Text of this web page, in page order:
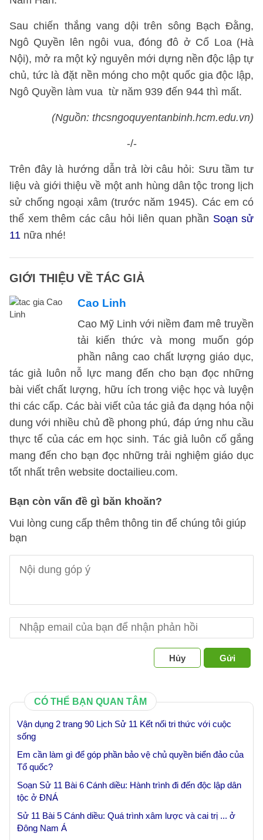
Sau chiến thắng vang dội trên sông Bạch Đằng,
Ngô Quyền lên ngôi vua, đóng đô ở Cổ Loa (Hà
Nội), mở ra một kỷ nguyên mới dựng nền độc lập tự
chủ, tức là đặt nền móng cho một quốc gia độc lập,
Ngô Quyền làm vua từ năm 939 đến 944 thì mất.
(Nguồn: thcsngoquyentanbinh.hcm.edu.vn)
-/-
Trên đây là hướng dẫn trả lời câu hỏi: Sưu tầm tư
liệu và giới thiệu về một anh hùng dân tộc trong lịch
sử chống ngoại xâm (trước năm 1945). Các em có
thể xem thêm các câu hỏi liên quan phần Soạn sử
11 nữa nhé!
GIỚI THIỆU VỀ TÁC GIẢ
Cao Linh
Cao Mỹ Linh với niềm đam mê truyền
tải kiến thức và mong muốn góp
phần nâng cao chất lượng giáo dục,
tác giả luôn nỗ lực mang đến cho bạn đọc những
bài viết chất lượng, hữu ích trong việc học và luyện
thi các cấp. Các bài viết của tác giả đa dạng hóa nội
dung với nhiều chủ đề phong phú, đáp ứng nhu cầu
thực tế của các em học sinh. Tác giả luôn cố gắng
mang đến cho bạn đọc những trải nghiệm giáo dục
tốt nhất trên website doctailieu.com.
Bạn còn vấn đề gì băn khoăn?
Vui lòng cung cấp thêm thông tin để chúng tôi giúp
bạn
Hủy Gửi
CÓ THỂ BẠN QUAN TÂM
Vận dụng 2 trang 90 Lịch Sử 11 Kết nối tri thức với cuộc
sống
Em cần làm gì để góp phần bảo vệ chủ quyền biển đảo của
Tổ quốc?
Soạn Sử 11 Bài 6 Cánh diều: Hành trình đi đến độc lập dân
tộc ở ĐNÁ
Sử 11 Bài 5 Cánh diều: Quá trình xâm lược và cai trị ... ở
Đông Nam Á